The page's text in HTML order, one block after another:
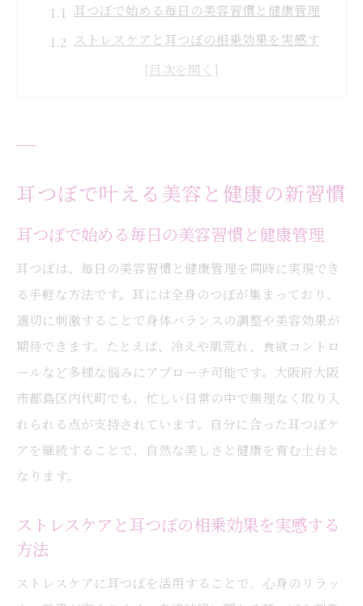
耳つぼで始める毎日の美容習慣と健康管理
ストレスケアと耳つぼの相乗効果を実感す
セルフケアで耳つぼを日常に取り入れるコ
ツ
耳つぼで理想の自分を目指す第一歩
大阪府大阪市都島区内代町で話題の耳つぼ効果
耳つぼが地域で注目される理由とその背景
大阪市都島区内代町で選ばれる耳つぼの魅
力
耳つぼ体験者が感じた変化と満足ポイント
耳つぼを取り入れた生活で得られる変化
地域で広がる耳つぼの健康効果を徹底解説
報
耳つぼで手軽にできるセルフケア方法とは
耳つぼで叶える美容と健康の新習慣
耳つぼで始める毎日の美容習慣と健康管理
耳つぼは、毎日の美容習慣と健康管理を同時に実現でき
る手軽な方法です。耳には全身のつぼが集まっており、
適切に刺激することで身体バランスの調整や美容効果が
期待できます。たとえば、冷えや肌荒れ、食欲コントロ
ールなど多様な悩みにアプローチ可能です。大阪府大阪
市都島区内代町でも、忙しい日常の中で無理なく取り入
れられる点が支持されています。自分に合った耳つぼケ
アを継続することで、自然な美しさと健康を育む土台と
なります。
ストレスケアと耳つぼの相乗効果を実感する
方法
ストレスケアに耳つぼを活用することで、心身のリラッ